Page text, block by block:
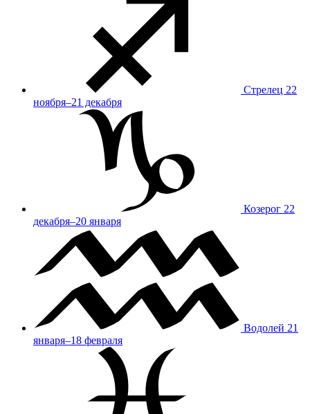
Стрелец 22
ноября–21 декабря
Козерог 22
декабря–20 января
Водолей 21
января–18 февраля